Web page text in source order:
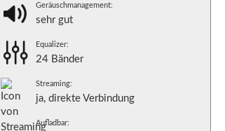
Geräuschmanagement:
sehr gut
Equalizer:
24 Bänder
Streaming:
ja, direkte Verbindung
Aufladbar: